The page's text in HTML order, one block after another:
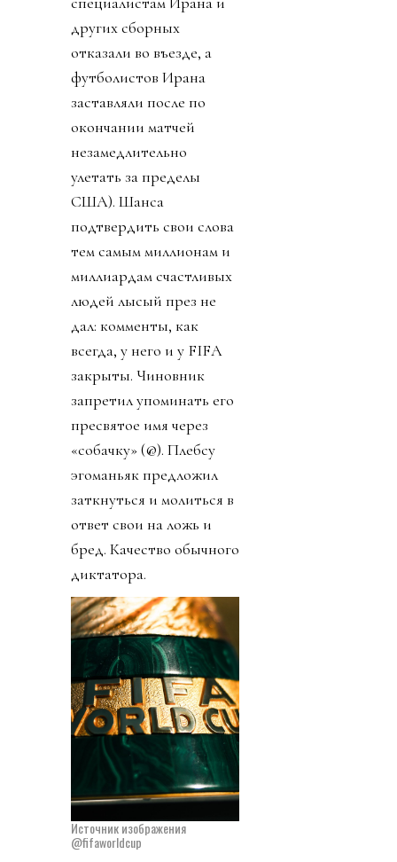
других сборных
отказали во въезде, а
футболистов Ирана
заставляли после по
окончании матчей
незамедлительно
улетать за пределы
США). Шанса
подтвердить свои слова
тем самым миллионам и
миллиардам счастливых
людей лысый през не
дал: комменты, как
всегда, у него и у FIFA
закрыты. Чиновник
запретил упоминать его
пресвятое имя через
«собачку» (@). Плебсу
эгоманьяк предложил
заткнуться и молиться в
ответ свои на ложь и
бред. Качество обычного
диктатора.
Источник изображения
@fifaworldcup